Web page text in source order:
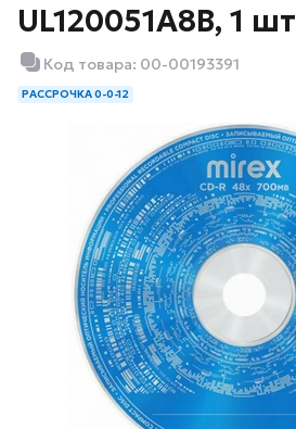
UL120051A8B, 1 шт
Код товара: 00-00193391
РАССРОЧКА 0-0-12